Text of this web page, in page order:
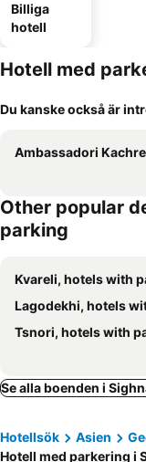
Billiga
hotell
Hotell med
Du kanske också är
Ambassadori Kachreti
Other popular
parking
Kvareli, hotels with
Lagodekhi, hotels with
Tsnori, hotels with
Se alla boenden i
Hotellsök Asien
Hotell med parkering i